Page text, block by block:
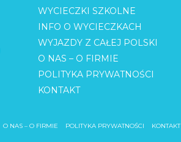
WYCIECZKI SZKOLNE
INFO O WYCIECZKACH
WYJAZDY Z CAŁEJ POLSKI
O NAS – O FIRMIE
POLITYKA PRYWATNOŚCI
KONTAKT
O NAS – O FIRMIE POLITYKA PRYWATNOŚCI KONTAKT